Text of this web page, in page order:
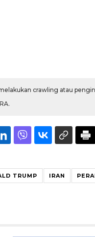
crawling atau
TRUMP IRAN